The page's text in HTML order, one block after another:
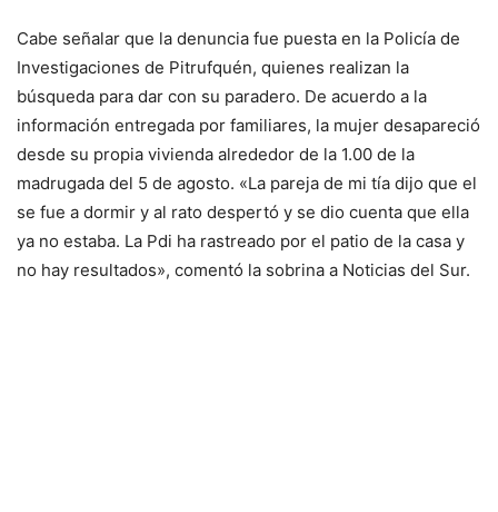
Cabe señalar que la denuncia fue puesta en la Policía de
Investigaciones de Pitrufquén, quienes realizan la
búsqueda para dar con su paradero. De acuerdo a la
información entregada por familiares, la mujer desapareció
desde su propia vivienda alrededor de la 1.00 de la
madrugada del 5 de agosto. «La pareja de mi tía dijo que el
se fue a dormir y al rato despertó y se dio cuenta que ella
ya no estaba. La Pdi ha rastreado por el patio de la casa y
no hay resultados», comentó la sobrina a Noticias del Sur.